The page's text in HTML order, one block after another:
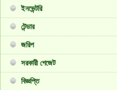
ইনভেন্টরি
টেন্ডার
জরিপ
সরকারী গেজেট
বিজ্ঞপ্তি